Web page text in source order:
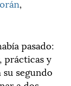
,
pasado:
prácticas y
segundo